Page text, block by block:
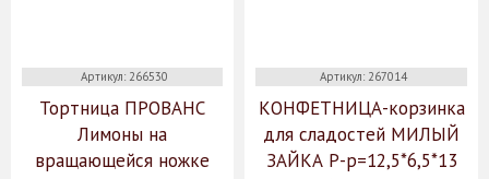
Артикул: 266530
Тортница ПРОВАНС
Лимоны на
вращающейся ножке
Артикул: 267014
КОНФЕТНИЦА-корзинка
для сладостей МИЛЫЙ
ЗАЙКА Р-р=12,5*6,5*13